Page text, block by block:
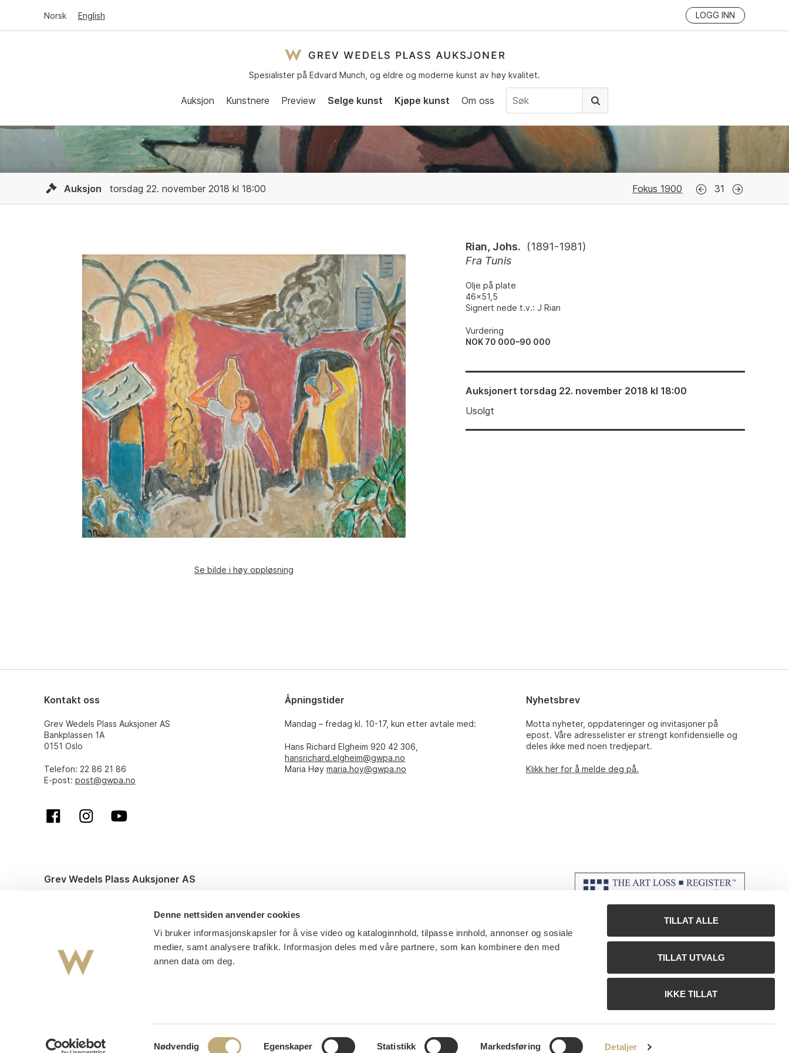
Denne nettsiden anvender cookies
Vi bruker informasjonskapsler for å vise video og kataloginnhold, tilpasse innhold, annonser og sosiale
medier, samt analysere trafikk. Informasjon deles med våre partnere, som kan kombinere den med
annen data om deg.
Samtykkevalg
Nødvendig Egenskaper Statistikk Markedsføring Detaljer
TILLAT ALLE
TILLAT UTVALG
IKKE TILLAT
Norsk English LOGG INN
Spesialister på Edvard Munch, og eldre og moderne kunst av høy kvalitet.
Auksjon Kunstnere Preview Selge kunst Kjøpe kunst Om oss
Auksjon torsdag 22. november 2018 kl 18:00 Fokus 1900 31
Se bilde i høy oppløsning
Rian, Johs. (1891-1981)
Fra Tunis
Olje på plate
46x51,5
Signert nede t.v.: J Rian
Vurdering
NOK 70 000–90 000
Auksjonert torsdag 22. november 2018 kl 18:00
Usolgt
Kontakt oss
Grev Wedels Plass Auksjoner AS
Bankplassen 1A
0151 Oslo
Telefon: 22 86 21 86
E-post: post@gwpa.no
Åpningstider
Mandag – fredag kl. 10-17, kun etter avtale med:
Hans Richard Elgheim 920 42 306,
hansrichard.elgheim@gwpa.no
Maria Høymaria.hoy@gwpa.no
Nyhetsbrev
Motta nyheter, oppdateringer og invitasjoner på
epost. Våre adresselister er strengt konfidensielle og
deles ikke med noen tredjepart.
Klikk her for å melde deg på.
Grev Wedels Plass Auksjoner AS